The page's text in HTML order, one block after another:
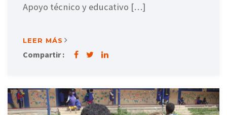
Apoyo técnico y educativo […]
LEER MÁS
Compartir :